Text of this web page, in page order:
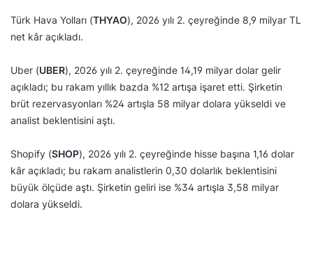
Türk Hava Yolları (THYAO), 2026 yılı 2. çeyreğinde 8,9 milyar TL
net kâr açıkladı.
Uber (UBER), 2026 yılı 2. çeyreğinde 14,19 milyar dolar gelir
açıkladı; bu rakam yıllık bazda %12 artışa işaret etti. Şirketin
brüt rezervasyonları %24 artışla 58 milyar dolara yükseldi ve
analist beklentisini aştı.
Shopify (SHOP), 2026 yılı 2. çeyreğinde hisse başına 1,16 dolar
kâr açıkladı; bu rakam analistlerin 0,30 dolarlık beklentisini
büyük ölçüde aştı. Şirketin geliri ise %34 artışla 3,58 milyar
dolara yükseldi.